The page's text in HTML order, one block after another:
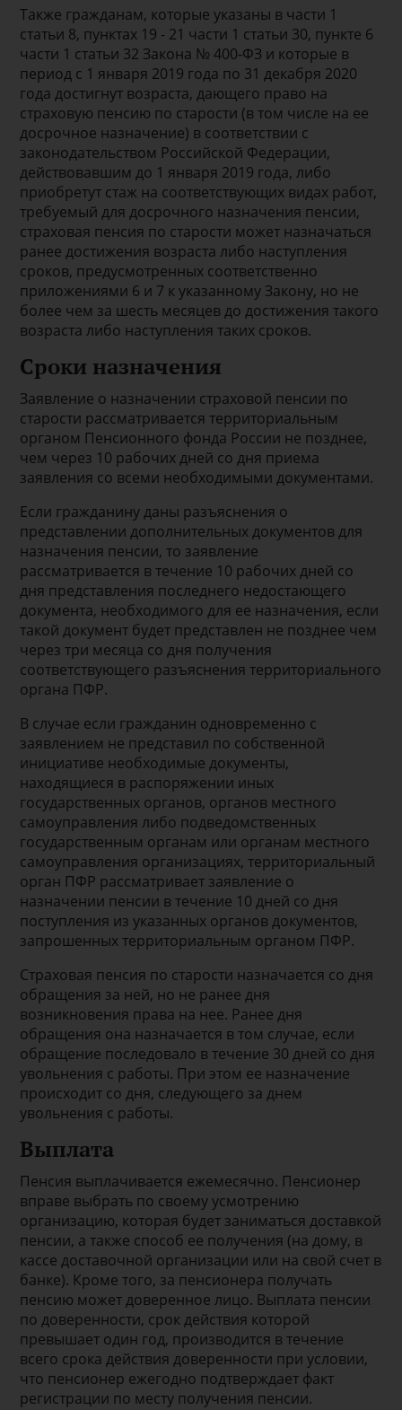
Также гражданам, которые указаны в части 1
статьи 8, пунктах 19 - 21 части 1 статьи 30, пункте 6
части 1 статьи 32 Закона № 400-ФЗ и которые в
период с 1 января 2019 года по 31 декабря 2020
года достигнут возраста, дающего право на
страховую пенсию по старости (в том числе на ее
досрочное назначение) в соответствии с
законодательством Российской Федерации,
действовавшим до 1 января 2019 года, либо
приобретут стаж на соответствующих видах работ,
требуемый для досрочного назначения пенсии,
страховая пенсия по старости может назначаться
ранее достижения возраста либо наступления
сроков, предусмотренных соответственно
приложениями 6 и 7 к указанному Закону, но не
более чем за шесть месяцев до достижения такого
возраста либо наступления таких сроков.
Сроки назначения
Заявление о назначении страховой пенсии по
старости рассматривается территориальным
органом Пенсионного фонда России не позднее,
чем через 10 рабочих дней со дня приема
заявления со всеми необходимыми документами.
Если гражданину даны разъяснения о
представлении дополнительных документов для
назначения пенсии, то заявление
рассматривается в течение 10 рабочих дней со
дня представления последнего недостающего
документа, необходимого для ее назначения, если
такой документ будет представлен не позднее чем
через три месяца со дня получения
соответствующего разъяснения территориального
органа ПФР.
В случае если гражданин одновременно с
заявлением не представил по собственной
инициативе необходимые документы,
находящиеся в распоряжении иных
государственных органов, органов местного
самоуправления либо подведомственных
государственным органам или органам местного
самоуправления организациях, территориальный
орган ПФР рассматривает заявление о
назначении пенсии в течение 10 дней со дня
поступления из указанных органов документов,
запрошенных территориальным органом ПФР.
Страховая пенсия по старости назначается со дня
обращения за ней, но не ранее дня
возникновения права на нее. Ранее дня
обращения она назначается в том случае, если
обращение последовало в течение 30 дней со дня
увольнения с работы. При этом ее назначение
происходит со дня, следующего за днем
увольнения с работы.
Выплата
Пенсия выплачивается ежемесячно. Пенсионер
вправе выбрать по своему усмотрению
организацию, которая будет заниматься доставкой
пенсии, а также способ ее получения (на дому, в
кассе доставочной организации или на свой счет в
банке). Кроме того, за пенсионера получать
пенсию может доверенное лицо. Выплата пенсии
по доверенности, срок действия которой
превышает один год, производится в течение
всего срока действия доверенности при условии,
что пенсионер ежегодно подтверждает факт
регистрации по месту получения пенсии.